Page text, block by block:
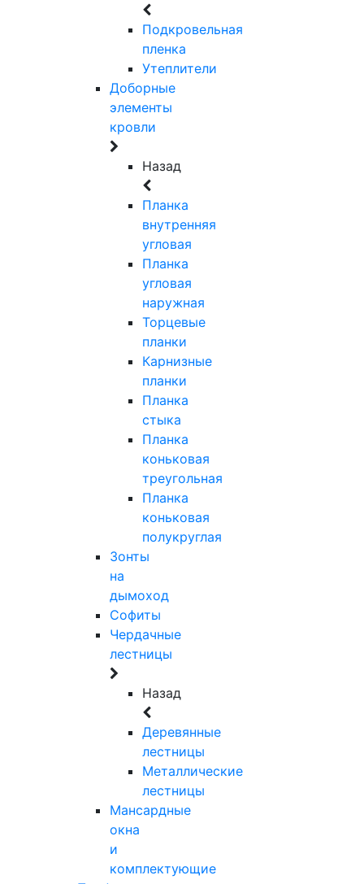
Подкровельная
пленка
Утеплители
Доборные
элементы
кровли
Назад
Планка
внутренняя
угловая
Планка
угловая
наружная
Торцевые
планки
Карнизные
планки
Планка
стыка
Планка
коньковая
треугольная
Планка
коньковая
полукруглая
Зонты
на
дымоход
Софиты
Чердачные
лестницы
Назад
Деревянные
лестницы
Металлические
лестницы
Мансардные
окна
и
комплектующие